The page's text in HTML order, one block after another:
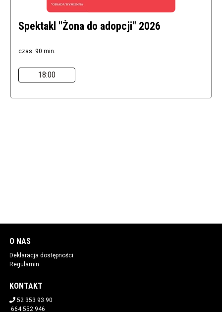
Spektakl "Żona do adopcji" 2026
czas: 90 min.
18:00
O NAS
Deklaracja dostępności
Regulamin
KONTAKT
52 353 93 90
664 552 946